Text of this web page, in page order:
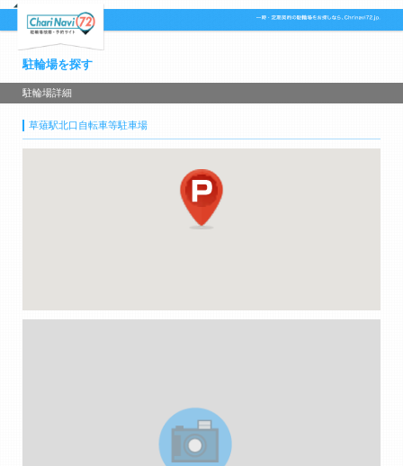
駐輪場を探す
駐輪場詳細
草薙駅北口自転車等駐車場